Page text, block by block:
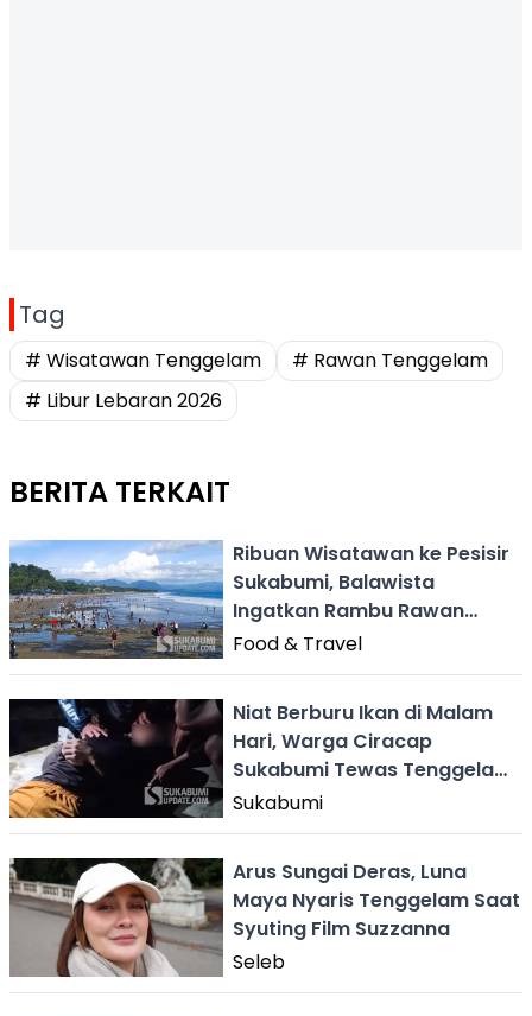
Tag
# Wisatawan Tenggelam
# Rawan Tenggelam
# Libur Lebaran 2026
BERITA TERKAIT
Ribuan Wisatawan ke Pesisir
Sukabumi, Balawista
Ingatkan Rambu Rawan
Tenggelam
Food & Travel
Niat Berburu Ikan di Malam
Hari, Warga Ciracap
Sukabumi Tewas Tenggelam
di Pantai Cibuaya
Sukabumi
Arus Sungai Deras, Luna
Maya Nyaris Tenggelam Saat
Syuting Film Suzzanna
Seleb